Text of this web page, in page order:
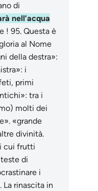
di
nell’acqua
! 95. Questa è
al Nome
della destra»:
i
primi
tra i
molti dei
«grande
divinità.
i cui frutti
teste di
i
La rinascita in